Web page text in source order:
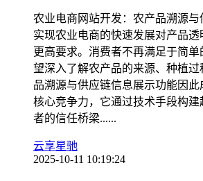
农业电商网站开发：农产品溯源
实现农业电商的快速发展对产品
更高要求。消费者不再满足于简
望深入了解农产品的来源、种植
品溯源与供应链信息展示功能因
核心竞争力，它通过技术手段构
者的信任桥梁......
云享星驰
2025-10-11 10:19:24